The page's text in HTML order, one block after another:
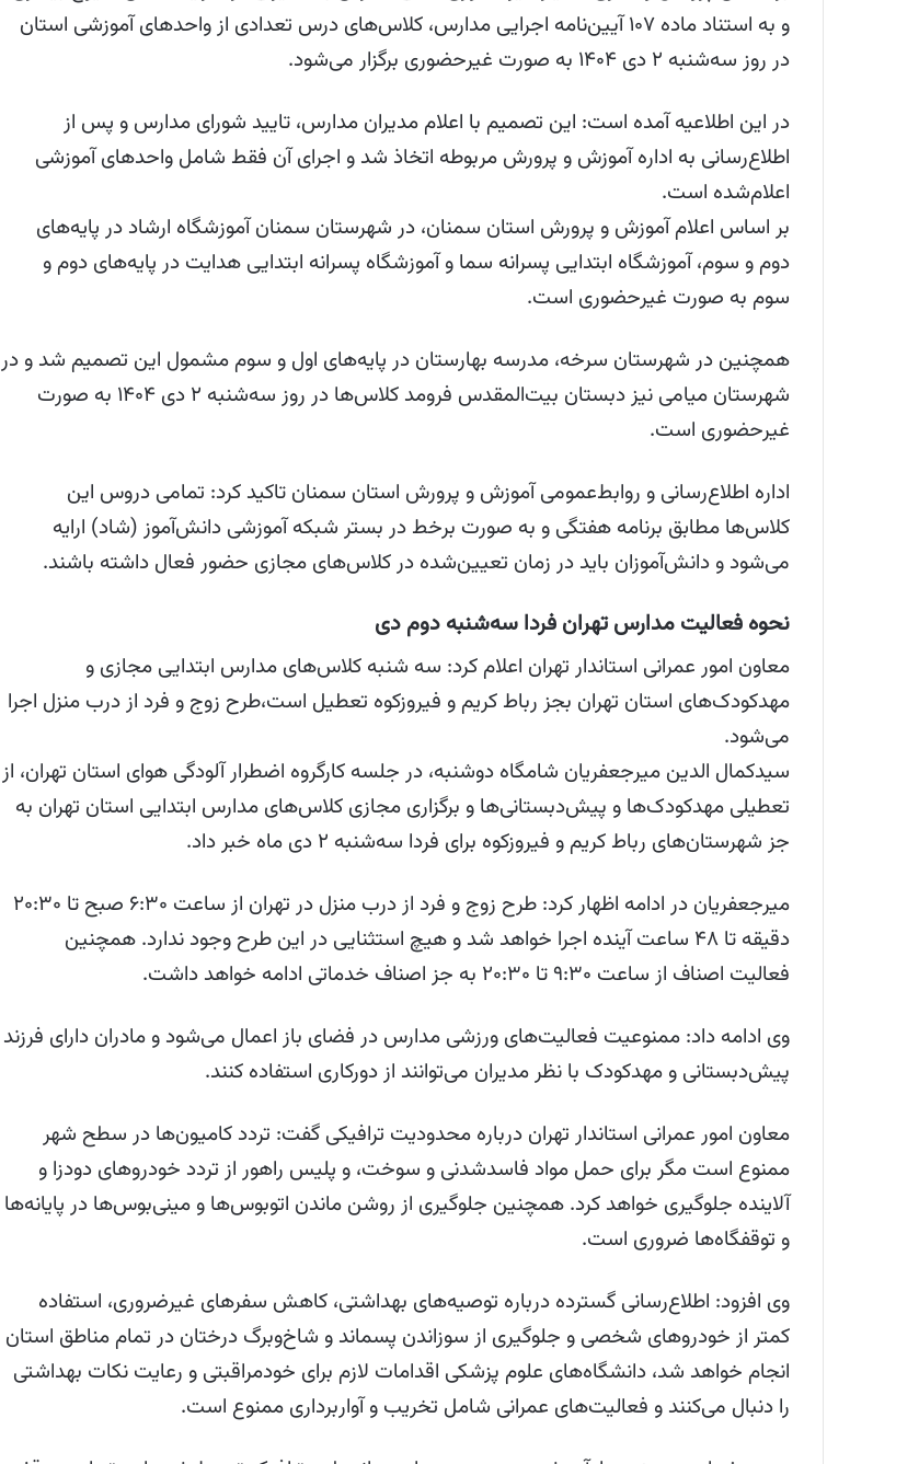
و به استناد ماده ۱۰۷ آیین‌نامه اجرایی مدارس، کلاس‌های درس تعدادی از واحدهای آموزشی استان
در روز سه‌شنبه ۲ دی ۱۴۰۴ به صورت غیرحضوری برگزار می‌شود.
در این اطلاعیه آمده است: این تصمیم با اعلام مدیران مدارس، تایید شورای مدارس و پس از
اطلاع‌رسانی به اداره آموزش و پرورش مربوطه اتخاذ شد و اجرای آن فقط شامل واحدهای آموزشی
اعلام‌شده است.
بر اساس اعلام آموزش و پرورش استان سمنان، در شهرستان سمنان آموزشگاه ارشاد در پایه‌های
دوم و سوم، آموزشگاه ابتدایی پسرانه سما و آموزشگاه پسرانه ابتدایی هدایت در پایه‌های دوم و
سوم به صورت غیرحضوری است.
همچنین در شهرستان سرخه، مدرسه بهارستان در پایه‌های اول و سوم مشمول این تصمیم شد و در
شهرستان میامی نیز دبستان بیت‌المقدس فرومد کلاس‌ها در روز سه‌شنبه ۲ دی ۱۴۰۴ به صورت
غیرحضوری است.
اداره اطلاع‌رسانی و روابط‌عمومی آموزش و پرورش استان سمنان تاکید کرد: تمامی دروس این
کلاس‌ها مطابق برنامه هفتگی و به صورت برخط در بستر شبکه آموزشی دانش‌آموز (شاد) ارایه
می‌شود و دانش‌آموزان باید در زمان تعیین‌شده در کلاس‌های مجازی حضور فعال داشته باشند.
نحوه فعالیت مدارس تهران فردا سه‌شنبه دوم دی
معاون امور عمرانی استاندار تهران اعلام کرد: سه شنبه کلاس‌های مدارس ابتدایی مجازی و
مهدکودک‌های استان تهران بجز رباط کریم و فیروزکوه تعطیل است،طرح زوج و فرد از درب منزل اجرا
می‌شود.
سیدکمال الدین میرجعفریان شامگاه دوشنبه، در جلسه کارگروه اضطرار آلودگی هوای استان تهران، از
تعطیلی مهدکودک‌ها و پیش‌دبستانی‌ها و برگزاری مجازی کلاس‌های مدارس ابتدایی استان تهران به
جز شهرستان‌های رباط کریم و فیروزکوه برای فردا سه‌شنبه ۲ دی ماه خبر داد.
میرجعفریان در ادامه اظهار کرد: طرح زوج و فرد از درب منزل در تهران از ساعت ۶:۳۰ صبح تا ۲۰:۳۰
دقیقه تا ۴۸ ساعت آینده اجرا خواهد شد و هیچ استثنایی در این طرح وجود ندارد. همچنین
فعالیت اصناف از ساعت ۹:۳۰ تا ۲۰:۳۰ به جز اصناف خدماتی ادامه خواهد داشت.
وی ادامه داد: ممنوعیت فعالیت‌های ورزشی مدارس در فضای باز اعمال می‌شود و مادران دارای فرزند
پیش‌دبستانی و مهدکودک با نظر مدیران می‌توانند از دورکاری استفاده کنند.
معاون امور عمرانی استاندار تهران درباره محدودیت ترافیکی گفت: تردد کامیون‌ها در سطح شهر
ممنوع است مگر برای حمل مواد فاسدشدنی و سوخت، و پلیس راهور از تردد خودروهای دودزا و
آلاینده جلوگیری خواهد کرد. همچنین جلوگیری از روشن ماندن اتوبوس‌ها و مینی‌بوس‌ها در پایانه‌ها
و توقفگاه‌ها ضروری است.
وی افزود: اطلاع‌رسانی گسترده درباره توصیه‌های بهداشتی، کاهش سفرهای غیرضروری، استفاده
کمتر از خودروهای شخصی و جلوگیری از سوزاندن پسماند و شاخ‌وبرگ درختان در تمام مناطق استان
انجام خواهد شد، دانشگاه‌های علوم پزشکی اقدامات لازم برای خودمراقبتی و رعایت نکات بهداشتی
را دنبال می‌کنند و فعالیت‌های عمرانی شامل تخریب و آواربرداری ممنوع است.